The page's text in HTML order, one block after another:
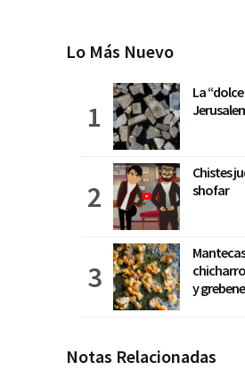
Lo Más Nuevo
La
Chistes
shofar
y
Notas Relacionadas